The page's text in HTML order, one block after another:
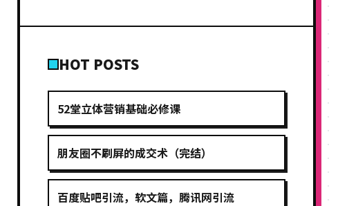
HOT POSTS
52堂立体营销基础必修课
朋友圈不刷屏的成交术（完结）
百度贴吧引流，软文篇，腾讯网引流